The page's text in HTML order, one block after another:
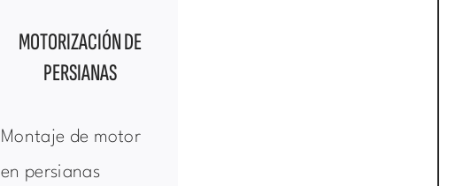
MOTORIZACIÓN DE
PERSIANAS
Montaje de motor
en persianas